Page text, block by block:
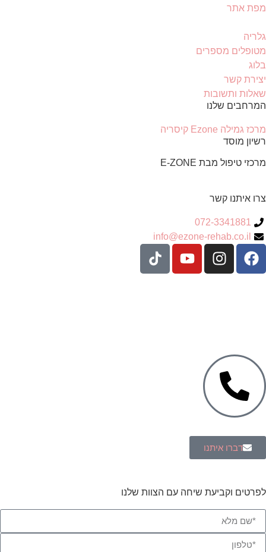
מפת אתר
גלריה
מטופלים מספרים
בלוג
יצירת קשר
שאלות ותשובות
המרחבים שלנו
מרכז גמילה Ezone קיסריה
רשיון מוסד
מרכזי טיפול מבת E-ZONE
צרו איתנו קשר
072-3341881
info@ezone-rehab.co.il
דברו איתנו
לפרטים וקביעת שיחה עם הצוות שלנו